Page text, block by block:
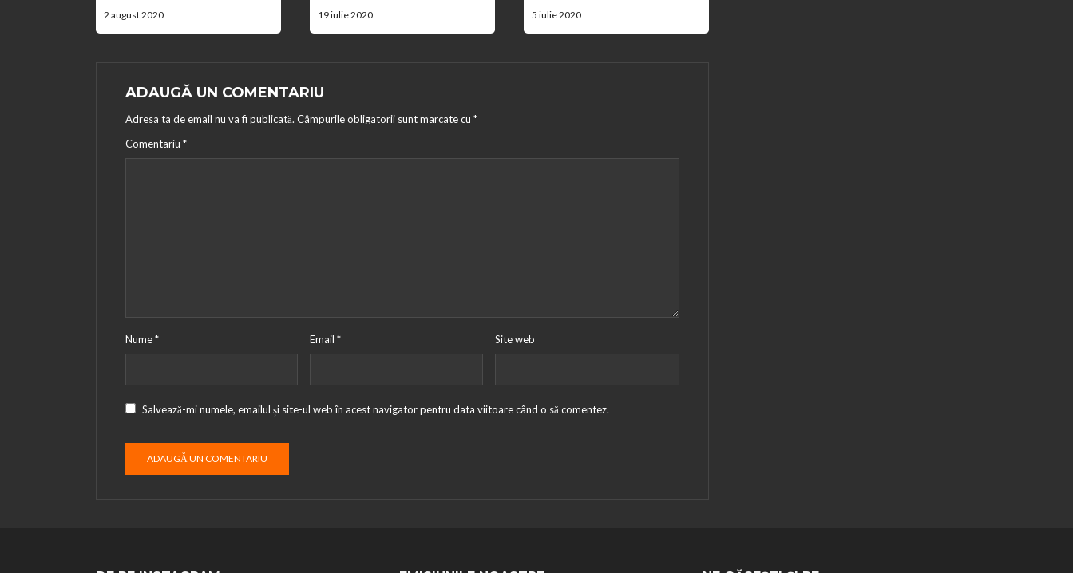
2 august 2020 19 iulie 2020 5 iulie 2020
ADAUGĂ UN COMENTARIU
Adresa ta de email nu va fi publicată. Câmpurile obligatorii sunt marcate cu *
Comentariu *
Nume* Email* Site web
Salvează-mi numele, emailul și site-ul web în acest navigator pentru data viitoare când o să comentez.